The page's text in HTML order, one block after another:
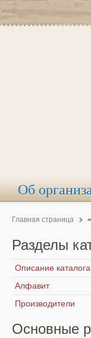
Об
Главная страница
Разделы
Описание каталога
Алфавит
Производители
Основные